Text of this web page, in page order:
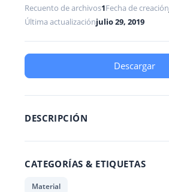
Recuento de archivos1Fecha de creación
Última actualizaciónjulio 29, 2019
Descargar
DESCRIPCIÓN
CATEGORÍAS & ETIQUETAS
Material